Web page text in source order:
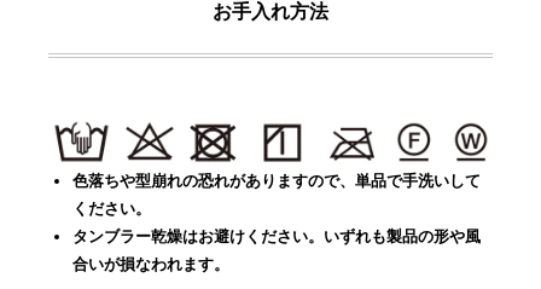
お手入れ方法
色落ちや型崩れの恐れがありますので、単品で手洗いして
ください。
タンブラー乾燥はお避けください。いずれも製品の形や風
合いが損なわれます。